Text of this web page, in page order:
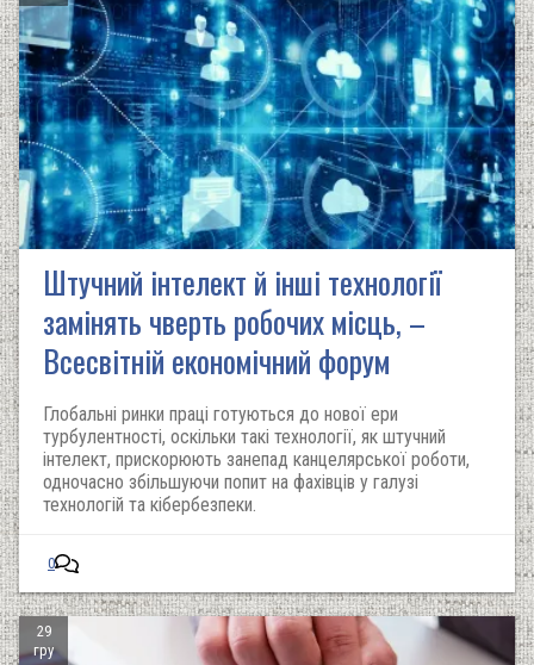
Штучний інтелект й інші технології
замінять чверть робочих місць, –
Всесвітній економічний форум
Глобальні ринки праці готуються до нової ери
турбулентності, оскільки такі технології, як штучний
інтелект, прискорюють занепад канцелярської роботи,
одночасно збільшуючи попит на фахівців у галузі
технологій та кібербезпеки.
0
29
гру